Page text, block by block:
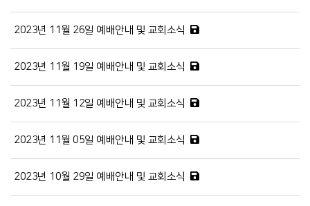
2023년 11월 26일 예배안내 및 교회소식
2023년 11월 19일 예배안내 및 교회소식
2023년 11월 12일 예배안내 및 교회소식
2023년 11월 05일 예배안내 및 교회소식
2023년 10월 29일 예배안내 및 교회소식